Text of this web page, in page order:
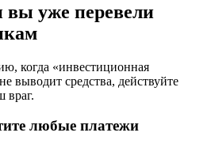
вы уже перевели
когда «инвестиционная
выводит средства, действуйте
враг.
любые платежи